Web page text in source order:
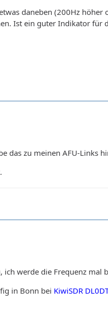
daneben (200Hz
Ist ein guter Indikator für
das zu meinen AFU-Links
werde die Frequenz mal
in Bonn bei KiwiSDR